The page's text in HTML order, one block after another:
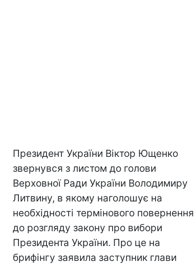
Президент України Віктор Ющенко
звернувся з листом до голови
Верховної Ради України Володимиру
Литвину, в якому наголошує на
необхідності термінового повернення
до розгляду закону про вибори
Президента України. Про це на
брифінгу заявила заступник глави